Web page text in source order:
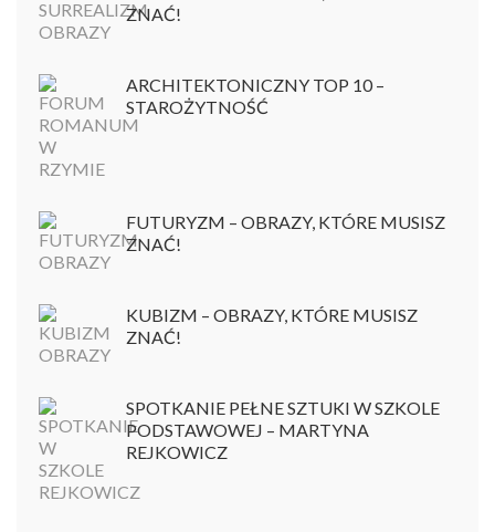
ZNAĆ!
ARCHITEKTONICZNY TOP 10 –
STAROŻYTNOŚĆ
FUTURYZM – OBRAZY, KTÓRE MUSISZ
ZNAĆ!
KUBIZM – OBRAZY, KTÓRE MUSISZ
ZNAĆ!
SPOTKANIE PEŁNE SZTUKI W SZKOLE
PODSTAWOWEJ – MARTYNA
REJKOWICZ